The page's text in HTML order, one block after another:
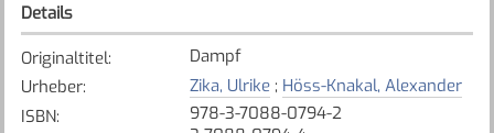
Details
Originaltitel:
Dampf
Urheber: Zika, Ulrike; Höss-Knakal, Alexander
ISBN:
978-3-7088-0794-2